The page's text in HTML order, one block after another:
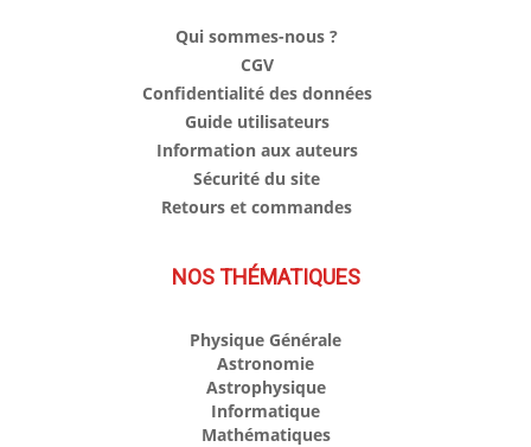
Qui sommes-nous ?
CGV
Confidentialité des données
Guide utilisateurs
Information aux auteurs
Sécurité du site
Retours et commandes
NOS THÉMATIQUES
Physique Générale
Astronomie
Astrophysique
Informatique
Mathématiques